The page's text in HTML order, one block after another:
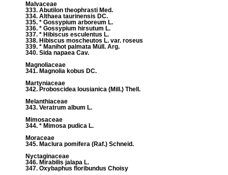
Malvaceae
333. Abutilon theophrasti Med.
334. Althaea taurinensis DC.
335. * Gossypium arboreum L.
336. * Gossypium hirsutum L.
337. * Hibiscus esculentus L.
338. Hibiscus moscheutos L. var. roseus
339. * Manihot palmata Müll. Arg.
340. Sida napaea Cav.
Magnoliaceae
341. Magnolia kobus DC.
Martyniaceae
342. Proboscidea lousianica (Mill.) Thell.
Melanthiaceae
343. Veratrum album L.
Mimosaceae
344. * Mimosa pudica L.
Moraceae
345. Maclura pomifera (Raf.) Schneid.
Nyctaginaceae
346. Mirabilis jalapa L.
347. Oxybaphus floribundus Choisy